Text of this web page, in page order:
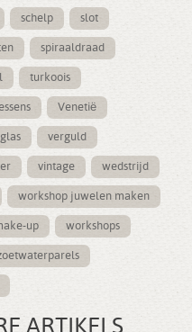
schelp slot
spiraaldraad
turkoois
Venetië
verguld
vintage wedstrijd
workshop juwelen maken
up workshops